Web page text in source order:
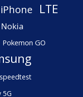
iPhone LTE
Nokia
Pokemon GO
speedtest
5G